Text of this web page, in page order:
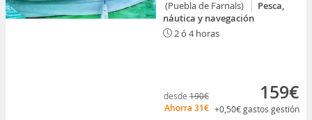
(Puebla de Farnals)
Pesca,
náutica y navegación
2 ó 4 horas
desde 190€
Ahorra 31€
159€
+0,50€gastos gestión